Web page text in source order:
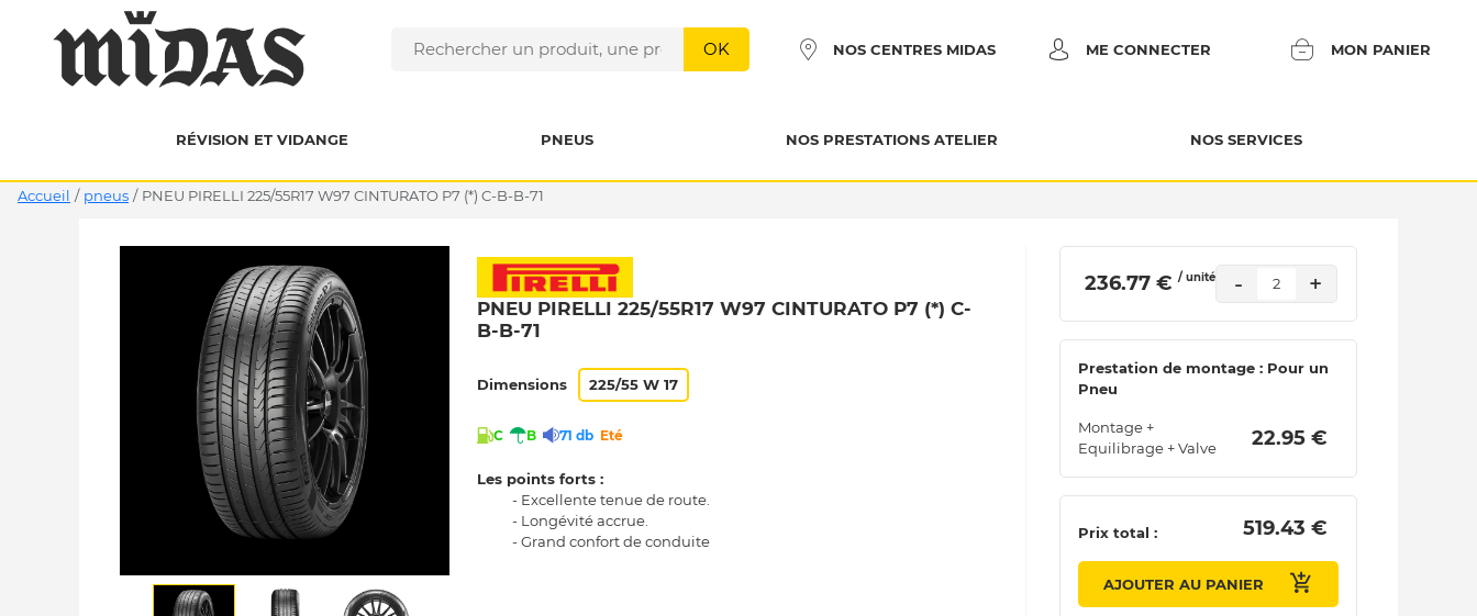
OK NOS CENTRES MIDAS ME CONNECTER MON PANIER
RÉVISION ET VIDANGE PNEUS NOS PRESTATIONS ATELIER NOS SERVICES
Accueil / pneus / PNEU PIRELLI 225/55R17 W97 CINTURATO P7 (*) C-B-B-71
PNEU PIRELLI 225/55R17 W97 CINTURATO P7 (*) C-
B-B-71
Dimensions 225/55 W 17
C B 71 db Eté
Les points forts :
- Excellente tenue de route.
- Longévité accrue.
- Grand confort de conduite
236.77 € / unité - 2 +
Prestation de montage : Pour un
Pneu
Montage +
Equilibrage + Valve
22.95 €
Prix total : 519.43 €
AJOUTER AU PANIER